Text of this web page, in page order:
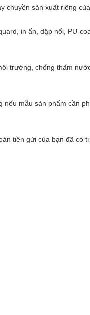
chuyền sản xuất riêng
in ấn, dập nổi, PU-
trường, chống thấm
nếu mẫu sản phẩm cần
tiền gửi của bạn đã có